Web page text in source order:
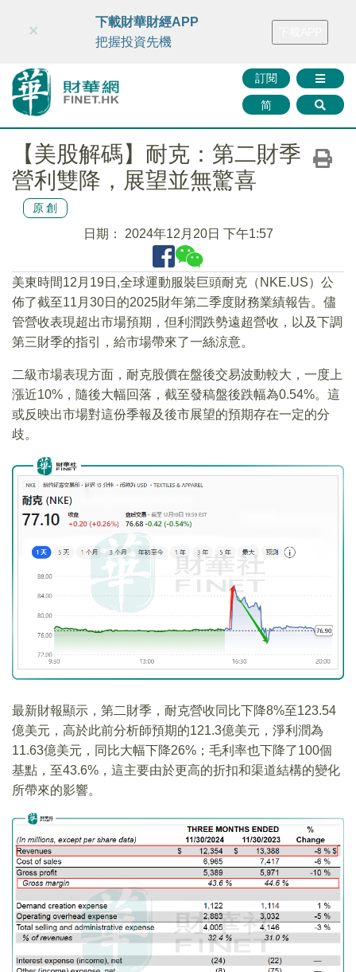
財華智庫網 FINTV FINMETA 財華證券 媒體矩陣
訂閱
简
×
下載財華財經APP
把握投資先機
【美股解碼】耐克：第二財季
營利雙降，展望並無驚喜
原創
日期： 2024年12月20日 下午1:57
美東時間12月19日,全球運動服裝巨頭耐克（NKE.US）公
佈了截至11月30日的2025財年第二季度財務業績報告。儘
管營收表現超出市場預期，但利潤跌勢遠超營收，以及下調
第三財季的指引，給市場帶來了一絲涼意。
二級市場表現方面，耐克股價在盤後交易波動較大，一度上
漲近10%，隨後大幅回落，截至發稿盤後跌幅為0.54%。這
或反映出市場對這份季報及後市展望的預期存在一定的分
歧。
最新財報顯示，第二財季，耐克營收同比下降8%至123.54
億美元，高於此前分析師預期的121.3億美元，淨利潤為
11.63億美元，同比大幅下降26%；毛利率也下降了100個
基點，至43.6%，這主要由於更高的折扣和渠道結構的變化
所帶來的影響。